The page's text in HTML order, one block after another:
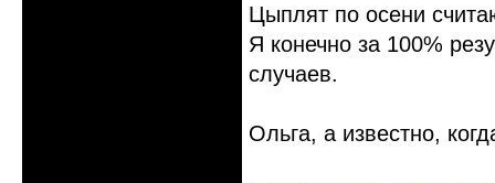
Цыплят по осени
Я конечно за 100%
случаев.
Ольга, а известно,